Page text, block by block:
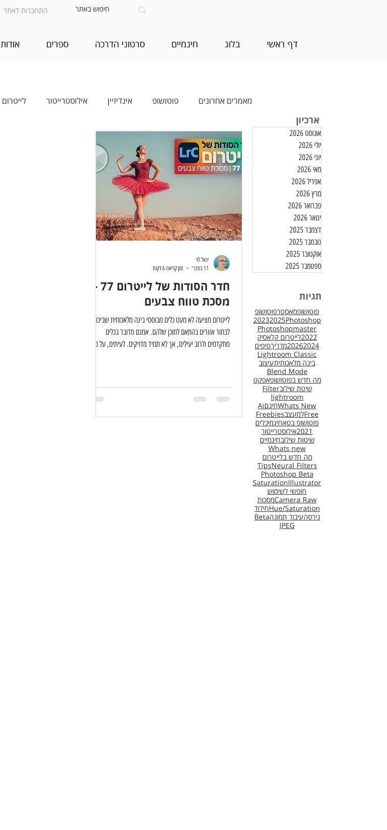
התחברות לאתר
דף ראשי בלוג חינמיים סרטוני הדרכה ספרים אודות
מאמרים אחרונים פוטושופ אינדיזיין אילוסטרייטור לייטרום
עריכת וידאו חינמיים בינה מלאכותית (AI)
חדר הסודות של לייטרום 77 -
מסכת טווח צבעים
לייטרום מציעה לא מעט כלים מבוססי בינה מלאכותית שביכולתם
לבחור אזורים בהתאם לתוכן שלהם. אמנם מדובר בכלים
מתקדמים ולרוב יעילים, אך לא תמיד מדויקים. לעיתים, על מנת
מה שדומה לצבע הזה. אז אולי זה לא מתוחכם, אבל לעיתים זהו
הפתרון היעיל ביותר לבחירות מורכבות. במאמר זה נציג מ
יגאל לוי
11 בפבר׳
זמן קריאה 6 דקות
ארכיון
אוגוסט 2026
יולי 2026
יוני 2026
מאי 2026
אפריל 2026
מרץ 2026
פברואר 2026
ינואר 2026
דצמבר 2025
נובמבר 2025
אוקטובר 2025
ספטמבר 2025
תגיות
פוטושופמאסטרפוטושופ
Photoshop
2025
2023
Photoshopmaster
2022לייטרום קלאסיק
2024
2026מדריךטיפים
Lightroom Classic
בינה מלאכותיתעיצוב
Blend Mode
מה חדש בפוטושופאפקט
שיטת שילובFilter
lightroom
Whats NewחינםAi
FreeלמעצבFreebies
פוטושופ בטאחינמיכלים
2021אילוסטרייטור
שיטות שילובחינמיים
Whats new
מה חדש בלייטרום
Neural Filters
Tips
Photoshop Beta
Illustrator
Saturation
חופשי לשימוש
Camera Rawמסכות
Hue/Saturationחידוד
גירסהעיבוד תמונהBeta
JPEG